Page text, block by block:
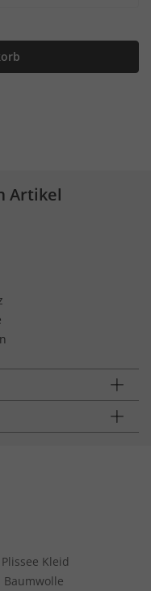
Artikel
Plissee Kleid
Baumwolle